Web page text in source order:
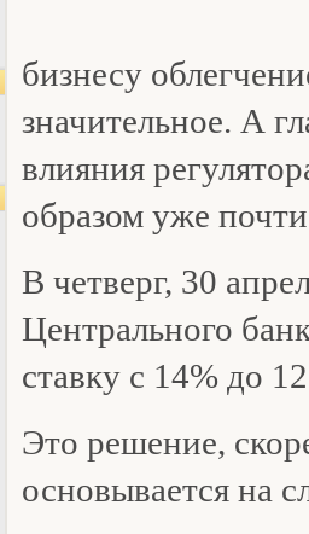
бизнесу
значительное. А
влияния
образом уже
В четверг, 30
Центрального
ставку с 14% до
Это решение,
основывается на